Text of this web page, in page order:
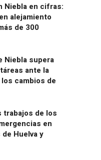
Niebla en cifras:
alejamiento
de 300
Niebla supera
ante la
cambios de
trabajos de los
en
Huelva y